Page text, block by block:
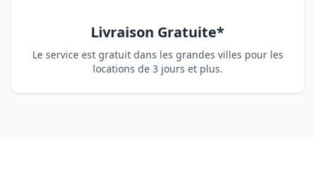
Livraison Gratuite*
Le service est gratuit dans les grandes villes pour les
locations de 3 jours et plus.